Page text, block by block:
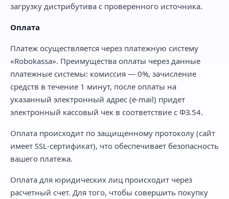
загрузку дистрибутива с проверенного источника.
Оплата
Платеж осуществляется через платежную систему
«Robokassa». Преимущества оплаты через данные
платежные системы: комиссия — 0%, зачисление
средств в течение 1 минут, после оплаты на
указанный электронный адрес (e-mail) придет
электронный кассовый чек в соответствие с ФЗ.54.
Оплата происходит по защищенному протоколу (сайт
имеет SSL-сертификат), что обеспечивает безопасность
вашего платежа.
Оплата для юридических лиц происходит через
расчетный счет. Для того, чтобы совершить покупку